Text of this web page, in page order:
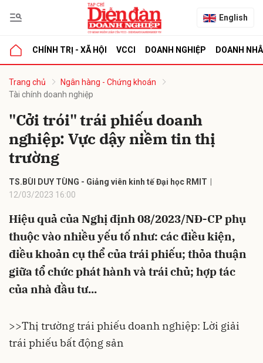
English
CHÍNH TRỊ - XÃ HỘI VCCI DOANH NGHIỆP DOANH
Trang chủ
Ngân hàng - Chứng khoán
Tài chính doanh nghiệp
"Cởi trói" trái phiếu doanh
nghiệp: Vực dậy niềm tin thị
trường
TS.BÙI DUY TÙNG - Giảng viên kinh tế Đại học RMIT
12/03/2023 16:00
Hiệu quả của Nghị định 08/2023/NĐ-CP phụ
thuộc vào nhiều yếu tố như: các điều kiện,
điều khoản cụ thể của trái phiếu; thỏa thuận
giữa tổ chức phát hành và trái chủ; hợp tác
của nhà đầu tư...
>>Thị trường trái phiếu doanh nghiệp: Lời giải
trái phiếu bất động sản
luận